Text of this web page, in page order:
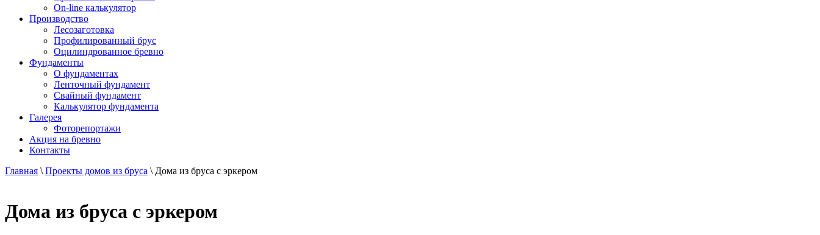
On-line калькулятор
Производство
Лесозаготовка
Профилированный брус
Оцилиндрованное бревно
Фундаменты
О фундаментах
Ленточный фундамент
Свайный фундамент
Калькулятор фундамента
Галерея
Фоторепортажи
Акция на бревно
Контакты
Главная \ Проекты домов из бруса \ Дома из бруса с эркером
Дома из бруса с эркером